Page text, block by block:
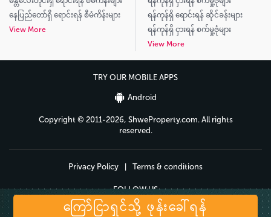
နေပြည်တော်ရှိ ရောင်းရန် စီမံကိန်းများ
View More
ရန်ကုန်ရှိ ရောင်းရန် ဆိုင်ခန်းများ
ရန်ကုန်ရှိ ငှားရန် စက်မှု့ဇုံများ
View More
TRY OUR MOBILE APPS
Android
Copyright © 2011-2026, ShweProperty.com. All rights
reserved.
Privacy Policy | Terms & conditions
FOLLOW US
ကြော်ငြာရှင်သို့ ဖုန်းခေါ်ရန်